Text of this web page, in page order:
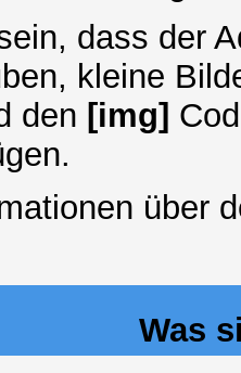
dass der
kleine
den [img]
über
Was